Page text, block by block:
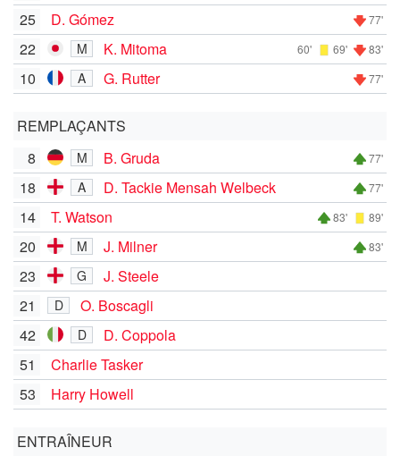
25
D. Gómez 77'
22 M K. Mitoma 60' 69' 83'
10 A G. Rutter 77'
REMPLAÇANTS
8
M B. Gruda 77'
18 A D. Tackie Mensah Welbeck 77'
14 T. Watson 83' 89'
20 M J. Milner 83'
23 G
J. Steele
21
D
O. Boscagli
42
D
D. Coppola
51
Charlie Tasker
53
Harry Howell
ENTRAÎNEUR